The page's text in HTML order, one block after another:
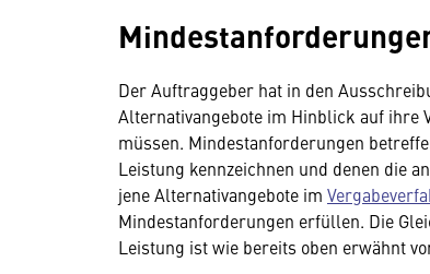
Der Auftraggeber hat in den
Alternativangebote im Hinblick auf ihre
müssen. Mindestanforderungen
Leistung kennzeichnen und denen die
jene Alternativangebote im
Mindestanforderungen erfüllen. Die
Leistung ist wie bereits oben erwähnt